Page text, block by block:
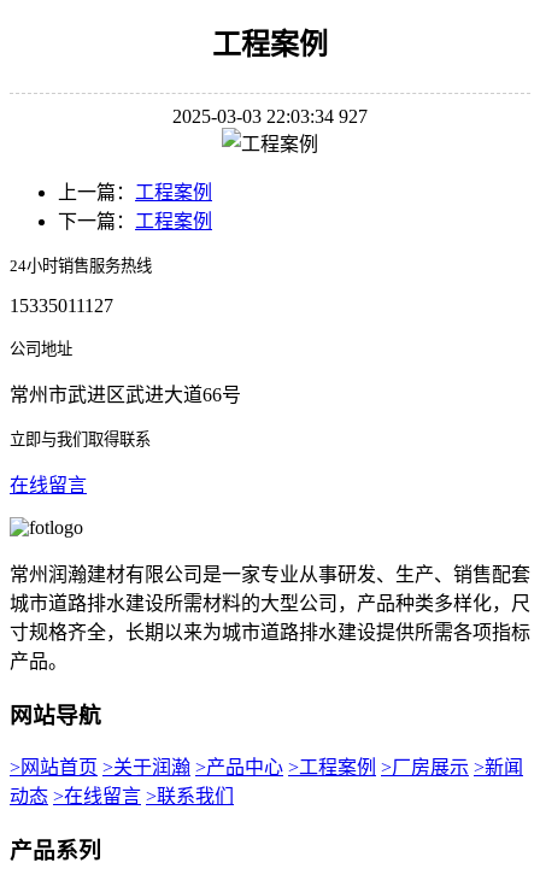
工程案例
2025-03-03 22:03:34 927
上一篇： 工程案例
下一篇： 工程案例
24小时销售服务热线
15335011127
公司地址
常州市武进区武进大道66号
立即与我们取得联系
在线留言
常州润瀚建材有限公司是一家专业从事研发、生产、销售配套
城市道路排水建设所需材料的大型公司，产品种类多样化，尺
寸规格齐全，长期以来为城市道路排水建设提供所需各项指标
产品。
网站导航
>网站首页 >关于润瀚 >产品中心 >工程案例 >厂房展示 >新闻
动态 >在线留言 >联系我们
产品系列